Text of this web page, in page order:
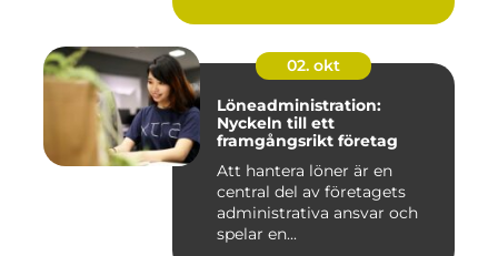
02. okt
Löneadministration:
Nyckeln till ett
framgångsrikt företag
Att hantera löner är en
central del av företagets
administrativa ansvar och
spelar en...